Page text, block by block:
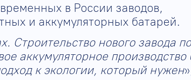
в России заводов,
и аккумуляторных батарей.
Строительство нового завода
аккумуляторное производство
к экологии, который нужен